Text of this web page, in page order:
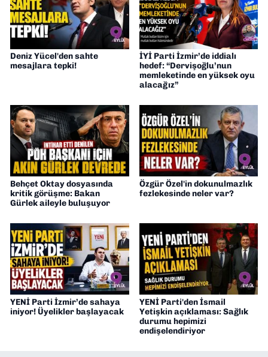
Deniz Yücel'den sahte
mesajlara tepki!
İYİ Parti İzmir’de iddialı
hedef: “Dervişoğlu’nun
memleketinde en yüksek oyu
alacağız”
Behçet Oktay dosyasında
kritik görüşme: Bakan
Gürlek aileyle buluşuyor
Özgür Özel'in dokunulmazlık
fezlekesinde neler var?
YENİ Parti İzmir’de sahaya
iniyor! Üyelikler başlayacak
YENİ Parti'den İsmail
Yetişkin açıklaması: Sağlık
durumu hepimizi
endişelendiriyor